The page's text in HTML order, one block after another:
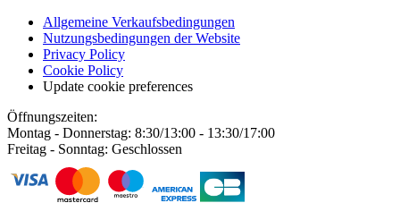
Allgemeine Verkaufsbedingungen
Nutzungsbedingungen der Website
Privacy Policy
Cookie Policy
Update cookie preferences
Öffnungszeiten:
Montag - Donnerstag: 8:30/13:00 - 13:30/17:00
Freitag - Sonntag: Geschlossen